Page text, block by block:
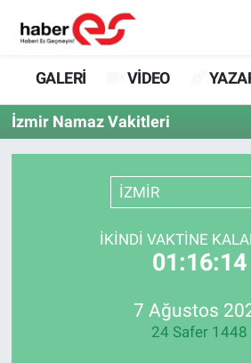
GALERİ VİDEO
İzmir Namaz Vakitleri
İZMİR
İKINDI VAKTINE
01:16:14
7 Ağustos
24 Safer 1448
GALERİ
VİDEO
YAZARLAR
GÜNDEM
SİYASET
Eskişehir Nöbetçi Eczaneler
Eskişehir Hava Durumu
Eskişehir Trafik Yoğunluk
Süper Lig Puan Durumu ve
Tüm Manşetler